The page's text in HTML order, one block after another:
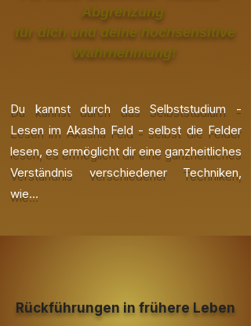
Abgrenzung
für dich und deine hochsensitive
Wahrnehmung!
Du kannst durch das Selbststudium -
Lesen im Akasha Feld - selbst die Felder
lesen, es ermöglicht dir eine ganzheitliches
Verständnis verschiedener Techniken,
wie...
Rückführungen in frühere Leben